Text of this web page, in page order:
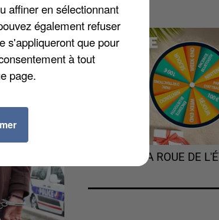
à un
été mis
de l'année,
TOURNEZ LA ROUE DE
affiner en sélectionnant
également refuser
s'appliqueront que pour
à tout
page.